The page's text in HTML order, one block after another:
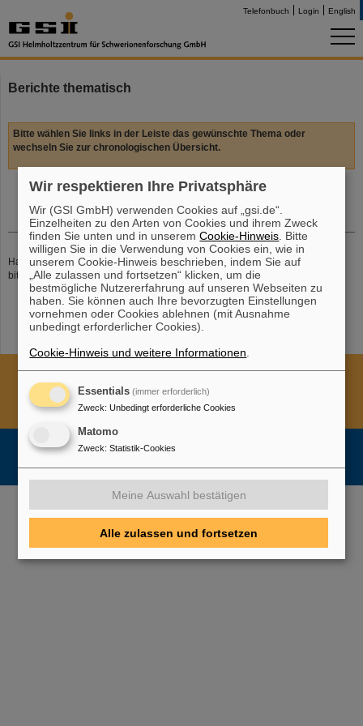
Telefonbuch Login English
Berichte thematisch
Bitte wählen Sie links in der Leiste das gewünschte Thema oder
wechseln Sie zur chronologischen Übersicht.
Haben Sie noch weiterführende Fragen oder Anmerkungen, so senden Sie
bitte eine Email anP. Schwab
Cookie Einstellungen Cookie-Hinweise
Sitemap
Impressum
Datenschutz
Haftungsausschluss
Urheberrecht
Erklärung zur Barrierefreiheit
Wir respektieren Ihre Privatsphäre
Wir (GSI GmbH) verwenden Cookies auf „gsi.de“.
Einzelheiten zu den Arten von Cookies und ihrem Zweck
finden Sie unten und in unseremCookie-Hinweis . Bitte
willigen Sie in die Verwendung von Cookies ein, wie in
unserem Cookie-Hinweis beschrieben, indem Sie auf
„Alle zulassen und fortsetzen“ klicken, um die
bestmögliche Nutzererfahrung auf unseren Webseiten zu
haben. Sie können auch Ihre bevorzugten Einstellungen
vornehmen oder Cookies ablehnen (mit Ausnahme
unbedingt erforderlicher Cookies).
Cookie-Hinweis und weitere Informationen
Essentials (immer erforderlich)
Zweck: Unbedingt erforderliche Cookies
Matomo
Zweck: Statistik-Cookies
Meine Auswahl bestätigen
Alle zulassen und fortsetzen